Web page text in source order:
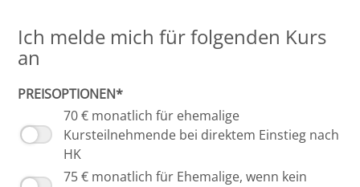
Ich melde mich für folgenden Kurs
an
PREISOPTIONEN*
70 € monatlich für ehemalige
Kursteilnehmende bei direktem Einstieg nach
HK
75 € monatlich für Ehemalige, wenn kein
Tübingen
Wiesbaden
Würzburg